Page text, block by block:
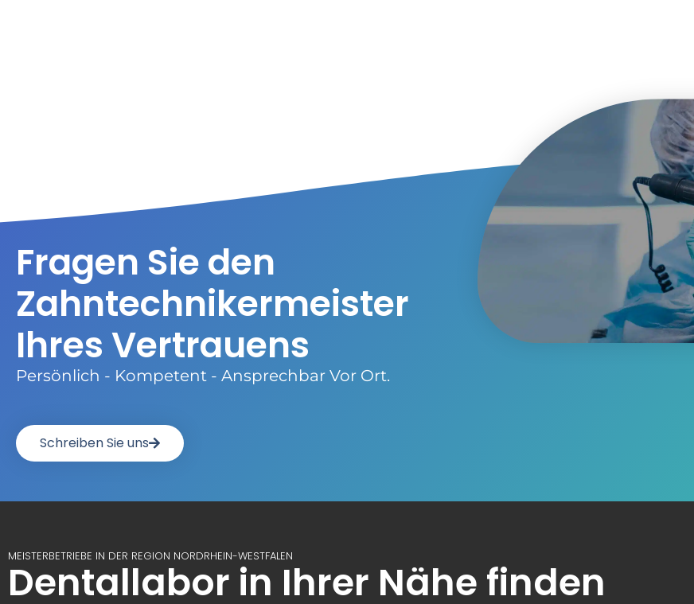
Fragen Sie den
Zahntechnikermeister
Ihres Vertrauens
Persönlich - Kompetent - Ansprechbar Vor Ort.
Schreiben Sie uns
MEISTERBETRIEBE IN DER REGION NORDRHEIN-WESTFALEN
Dentallabor in Ihrer Nähe finden